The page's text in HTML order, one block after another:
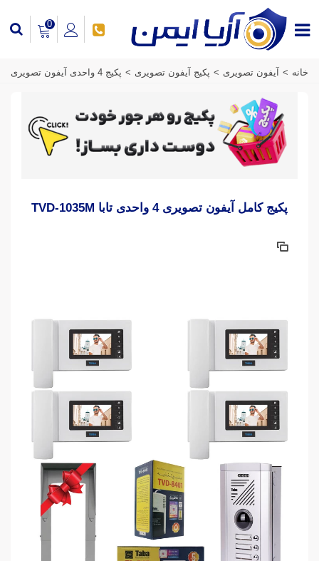
0
خانه > آیفون تصویری > پکیج آیفون تصویری > پکیج 4 واحدی آیفون تصویری
پکیج کامل آیفون تصویری 4 واحدی تابا TVD-1035M